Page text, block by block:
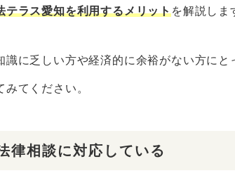
テラス愛知を利用するメリットを解説しま
識に乏しい方や経済的に余裕がない方に
みてください。
律相談に対応している